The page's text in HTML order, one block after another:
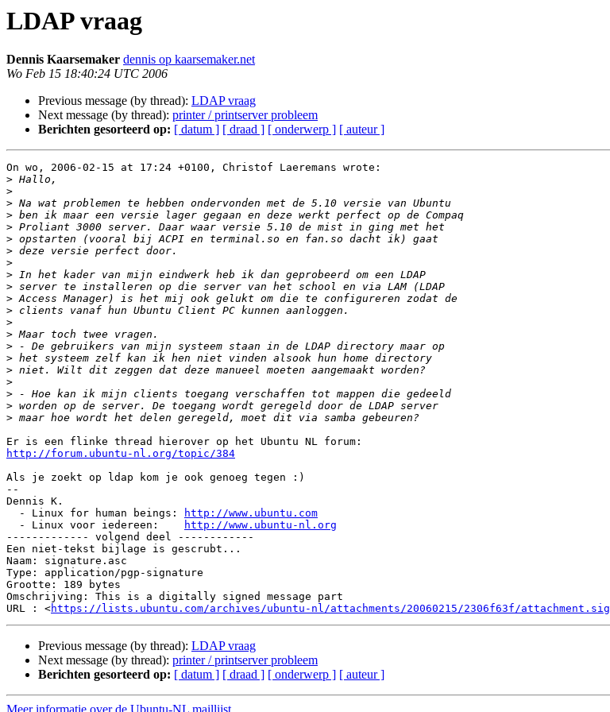
LDAP vraag
Dennis Kaarsemaker dennis op kaarsemaker.net
Wo Feb 15 18:40:24 UTC 2006
Previous message (by thread): LDAP vraag
Next message (by thread): printer / printserver probleem
Berichten gesorteerd op: [ datum ] [ draad ] [ onderwerp ] [ auteur ]
On wo, 2006-02-15 at 17:24 +0100, Christof Laeremans wrote:
>
>
>
>
>
>
>
>
>
>
>
>
>
>
>
>
>
>
>
>
>
http://forum.ubuntu-nl.org/topic/384
Als je zoekt op ldap kom je ook genoeg tegen :)
--
Dennis K.
  - Linux for human beings:
http://www.ubuntu.com
  - Linux voor iedereen:
http://www.ubuntu-nl.org
------------- volgend deel ------------
Een niet-tekst bijlage is gescrubt...
Naam: signature.asc
Type: application/pgp-signature
Grootte: 189 bytes
Omschrijving: This is a digitally signed message part
URL : <https://lists.ubuntu.com/archives/ubuntu-nl/attachments/20060215/2306f63f/attachment.sig
Previous message (by thread): LDAP vraag
Next message (by thread): printer / printserver probleem
Berichten gesorteerd op: [ datum ] [ draad ] [ onderwerp ] [ auteur ]